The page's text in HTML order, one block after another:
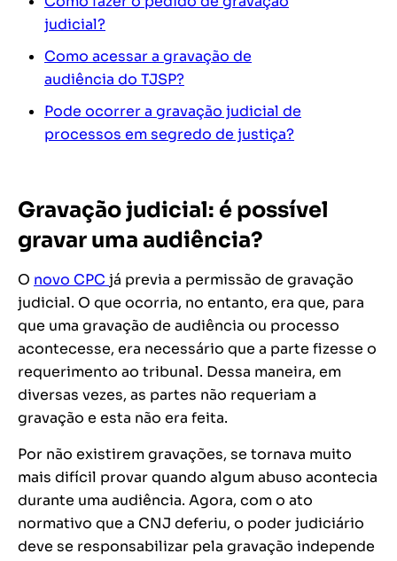
judicial?
Como acessar a gravação de
audiência do TJSP?
Pode ocorrer a gravação judicial de
processos em segredo de justiça?
Gravação judicial: é possível
gravar uma audiência?
O novo CPC já previa a permissão de gravação
judicial. O que ocorria, no entanto, era que, para
que uma gravação de audiência ou processo
acontecesse, era necessário que a parte fizesse o
requerimento ao tribunal. Dessa maneira, em
diversas vezes, as partes não requeriam a
gravação e esta não era feita.
Por não existirem gravações, se tornava muito
mais difícil provar quando algum abuso acontecia
durante uma audiência. Agora, com o ato
normativo que a CNJ deferiu, o poder judiciário
deve se responsabilizar pela gravação independe